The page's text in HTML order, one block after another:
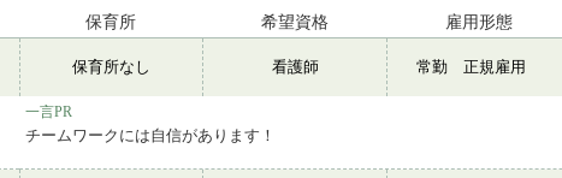
保育所 希望資格 雇用形態
保育所なし 看護師 常勤 正規雇用
一言PR
チームワークには自信があります！